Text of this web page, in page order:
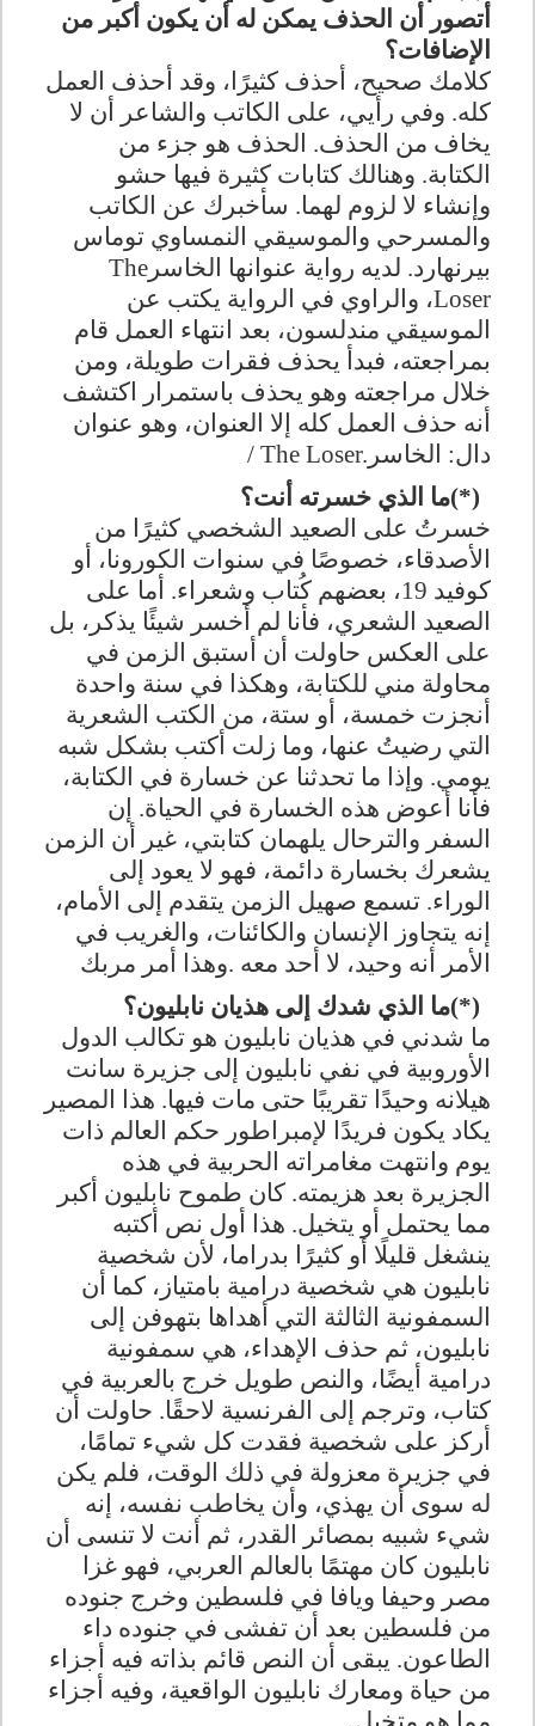
أتصور أن الحذف يمكن له أن يكون أكبر من
الإضافات؟
كلامك صحيح، أحذف كثيرًا، وقد أحذف العمل
كله. وفي رأيي، على الكاتب والشاعر أن لا
يخاف من الحذف. الحذف هو جزء من
الكتابة. وهنالك كتابات كثيرة فيها حشو
وإنشاء لا لزوم لهما. سأخبرك عن الكاتب
والمسرحي والموسيقي النمساوي توماس
بيرنهارد. لديه رواية عنوانها الخاسر The
Loser، والراوي في الرواية يكتب عن
الموسيقي مندلسون، بعد انتهاء العمل قام
بمراجعته، فبدأ يحذف فقرات طويلة، ومن
خلال مراجعته وهو يحذف باستمرار اكتشف
أنه حذف العمل كله إلا العنوان، وهو عنوان
دال: الخاسر / The Loser.
(*)ما الذي خسرته أنت؟
خسرتُ على الصعيد الشخصي كثيرًا من
الأصدقاء، خصوصًا في سنوات الكورونا، أو
كوفيد 19، بعضهم كُتاب وشعراء. أما على
الصعيد الشعري، فأنا لم أخسر شيئًا يذكر، بل
على العكس حاولت أن أستبق الزمن في
محاولة مني للكتابة، وهكذا في سنة واحدة
أنجزت خمسة، أو ستة، من الكتب الشعرية
التي رضيتُ عنها، وما زلت أكتب بشكل شبه
يومي. وإذا ما تحدثنا عن خسارة في الكتابة،
فأنا أعوض هذه الخسارة في الحياة. إن
السفر والترحال يلهمان كتابتي، غير أن الزمن
يشعرك بخسارة دائمة، فهو لا يعود إلى
الوراء. تسمع صهيل الزمن يتقدم إلى الأمام،
إنه يتجاوز الإنسان والكائنات، والغريب في
الأمر أنه وحيد، لا أحد معه .وهذا أمر مربك
(*)ما الذي شدك إلى هذيان نابليون؟
ما شدني في هذيان نابليون هو تكالب الدول
الأوروبية في نفي نابليون إلى جزيرة سانت
هيلانه وحيدًا تقريبًا حتى مات فيها. هذا المصير
يكاد يكون فريدًا لإمبراطور حكم العالم ذات
يوم وانتهت مغامراته الحربية في هذه
الجزيرة بعد هزيمته. كان طموح نابليون أكبر
مما يحتمل أو يتخيل. هذا أول نص أكتبه
ينشغل قليلًا أو كثيرًا بدراما، لأن شخصية
نابليون هي شخصية درامية بامتياز، كما أن
السمفونية الثالثة التي أهداها بتهوفن إلى
نابليون، ثم حذف الإهداء، هي سمفونية
درامية أيضًا، والنص طويل خرج بالعربية في
كتاب، وترجم إلى الفرنسية لاحقًا. حاولت أن
أركز على شخصية فقدت كل شيء تمامًا،
في جزيرة معزولة في ذلك الوقت، فلم يكن
له سوى أن يهذي، وأن يخاطب نفسه، إنه
شيء شبيه بمصائر القدر، ثم أنت لا تنسى أن
نابليون كان مهتمًا بالعالم العربي، فهو غزا
مصر وحيفا ويافا في فلسطين وخرج جنوده
من فلسطين بعد أن تفشى في جنوده داء
الطاعون. يبقى أن النص قائم بذاته فيه أجزاء
من حياة ومعارك نابليون الواقعية، وفيه أجزاء